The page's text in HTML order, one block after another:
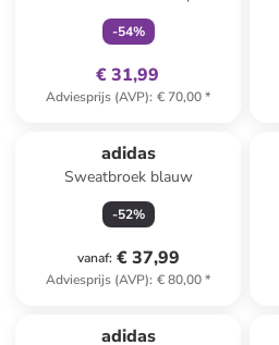
-54%
€ 31,99
Adviesprijs (AVP): € 70,00*
adidas
Sweatbroek blauw
-52%
vanaf: € 37,99
Adviesprijs (AVP): € 80,00*
adidas